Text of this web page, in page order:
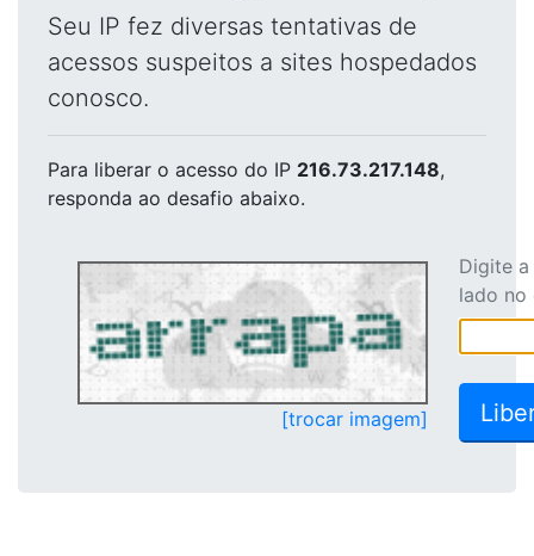
Seu IP fez diversas tentativas de
acessos suspeitos a sites hospedados
conosco.
Para liberar o acesso do IP 216.73.217.148,
responda ao desafio abaixo.
[trocar imagem]
Digite
lado no